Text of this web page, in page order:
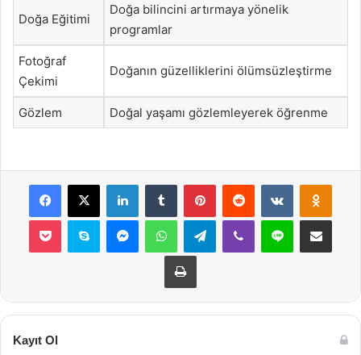
Doğa Eğitimi
Doğa bilincini artırmaya yönelik
programlar
Fotoğraf
Çekimi
Doğanın güzelliklerini ölümsüzleştirme
Gözlem Doğal yaşamı gözlemleyerek öğrenme
Facebook
X LinkedInTumblr PinterestReddit VKontakte
Pocket Skype MessengerWhatsAppTelegramViber Line E-Posta ile
Yazdır
Kayıt Ol